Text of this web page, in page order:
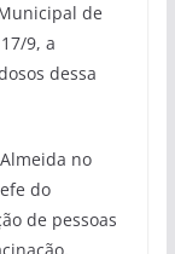
de
9, a
dessa
no
do
de pessoas